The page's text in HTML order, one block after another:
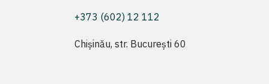
+373 (602) 12 112
Chișinău, str. București 60